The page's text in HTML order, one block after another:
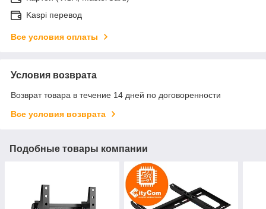
Kaspi перевод
Все условия оплаты
Условия возврата
Возврат товара в течение 14 дней по договоренности
Все условия возврата
Подобные товары компании